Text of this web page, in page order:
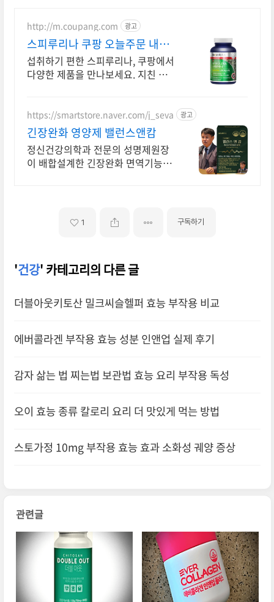
http://m.coupang.com 광고
스피루리나 쿠팡 오늘주문 내일
도착 로켓배송
섭취하기 편한 스피루리나, 쿠팡에서
다양한 제품을 만나보세요. 지친 일
https://smartstore.naver.com/j_seva 광고
긴장완화 영양제 밸런스앤캄
정신건강의학과 전문의 성명제원장
이 배합설계한 긴장완화 면역기능 정
1 구독하기
'건강' 카테고리의 다른 글
더블아웃키토산 밀크씨슬헬퍼 효능 부작용 비교
에버콜라겐 부작용 효능 성분 인앤업 실제 후기
감자 삶는 법 찌는법 보관법 효능 요리 부작용 독성
오이 효능 종류 칼로리 요리 더 맛있게 먹는 방법
스토가정 10mg 부작용 효능 효과 소화성 궤양 증상
관련글